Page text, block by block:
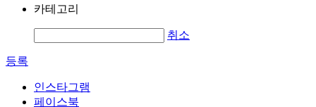
카테고리
취소
등록
인스타그램
페이스북